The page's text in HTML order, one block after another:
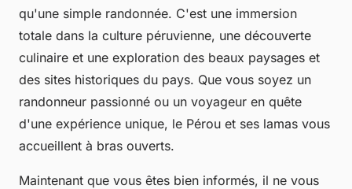
qu'une simple randonnée. C'est une immersion
totale dans la culture péruvienne, une découverte
culinaire et une exploration des beaux paysages et
des sites historiques du pays. Que vous soyez un
randonneur passionné ou un voyageur en quête
d'une expérience unique, le Pérou et ses lamas vous
accueillent à bras ouverts.
Maintenant que vous êtes bien informés, il ne vous